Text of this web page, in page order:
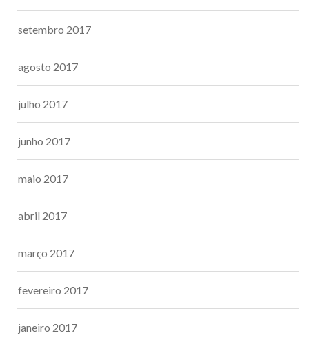
setembro 2017
agosto 2017
julho 2017
junho 2017
maio 2017
abril 2017
março 2017
fevereiro 2017
janeiro 2017